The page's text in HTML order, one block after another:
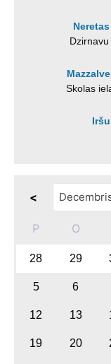
Skolas
<
P O
28 29
5 6
12 13
19 20